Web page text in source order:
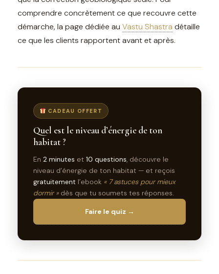
comprendre concrètement ce que recouvre cette
démarche, la page dédiée au Vastu Shastra détaille
ce que les clients rapportent avant et après.
CADEAU OFFERT
Quel est le niveau d’énergie de ton
habitat ?
En 2 minutes et 10 questions, découvre le
niveau d’énergie de ton habitat — et reçois
gratuitement l’ebook « 7 astuces pour mieux
dormir »dès que tu soumets tes réponses.
Faire le quiz →